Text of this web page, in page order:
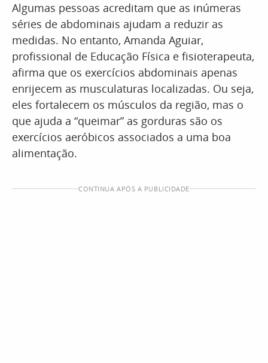
Algumas pessoas acreditam que as inúmeras
séries de abdominais ajudam a reduzir as
medidas. No entanto, Amanda Aguiar,
profissional de Educação Física e fisioterapeuta,
afirma que os exercícios abdominais apenas
enrijecem as musculaturas localizadas. Ou seja,
eles fortalecem os músculos da região, mas o
que ajuda a “queimar” as gorduras são os
exercícios aeróbicos associados a uma boa
alimentação.
CONTINUA APÓS A PUBLICIDADE